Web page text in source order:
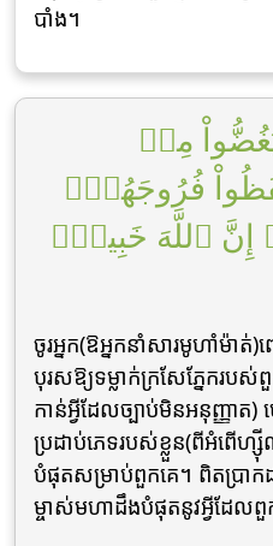
បាំង។
مِنۡ
فُرُوجَهُمۡۚ
ٱللَّهَ خَبِيرُۢ
ចូរអ្នក(ឱអ្នកនាំសារមូហាំម៉ា
បុរសឱ្យទម្លាក់ក្រសែភ្នែករប
កាន់អ្វីដែលច្បាប់មិនអនុញ្ញាត)
ប្រដាប់ភេទរបស់ខ្លួន(ពីអំពើហ្
បំផុតសម្រាប់ពួកគេ។ ពិតប្រ
ម្ចាស់មហាដឹងបំផុតនូវអ្វីដែលពួក